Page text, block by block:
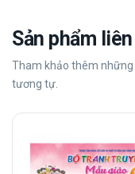
Sản phẩm
Tham khảo thêm
tương tự.